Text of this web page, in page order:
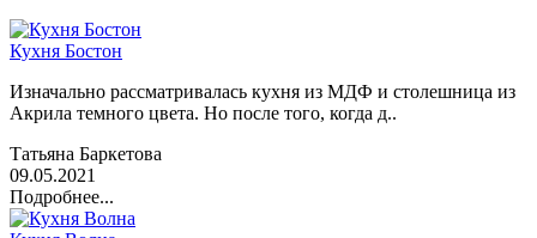
Кухня Бостон
Изначально рассматривалась кухня из МДФ и столешница из
Акрила темного цвета. Но после того, когда д..
Татьяна Баркетова
09.05.2021
Подробнее...